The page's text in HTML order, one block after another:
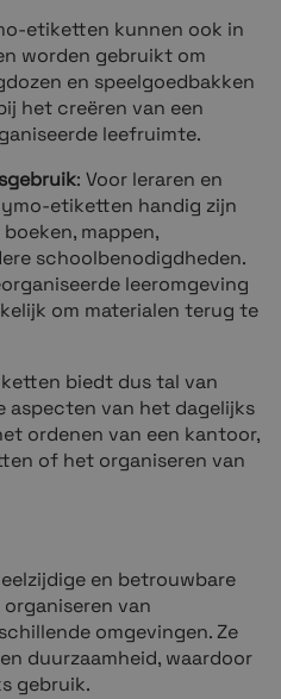
etiketten kunnen ook in
worden gebruikt om
en speelgoedbakken
het creëren van een
leefruimte.
: Voor leraren en
etiketten handig zijn
mappen,
schoolbenodigdheden.
leeromgeving
om materialen terug te
biedt dus tal van
aspecten van het dagelijks
ordenen van een kantoor,
of het organiseren van
en betrouwbare
van
omgevingen. Ze
duurzaamheid, waardoor
gebruik.